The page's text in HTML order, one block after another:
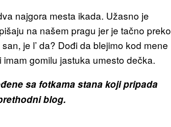
najgora mesta ikada. Užasno je
na našem pragu jer je tačno preko
je l’ da? Dođi da blejimo kod mene
gomilu jastuka umesto dečka.
sa fotkama stana koji pripada
blog.